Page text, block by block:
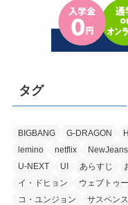
タグ
BIGBANG G-DRAGON
lemino
netflix NewJeans
U-NEXT
UI あらすじ
イ・ドヒョン
ウェブトゥ
コ・ユンジョン
サスペンス